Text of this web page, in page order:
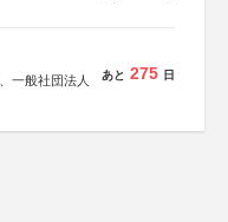
一般社団法人
社、光文社、
あと 275 日